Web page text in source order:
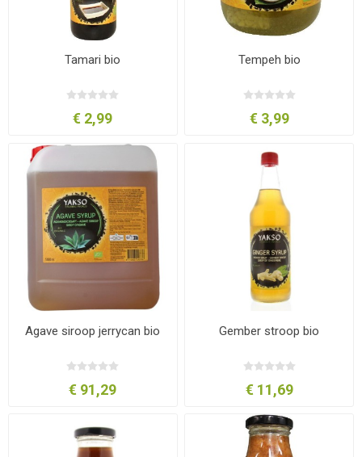
Tamari bio
€ 2,99
Tempeh bio
€ 3,99
Agave siroop jerrycan bio
€ 91,29
Gember stroop bio
€ 11,69